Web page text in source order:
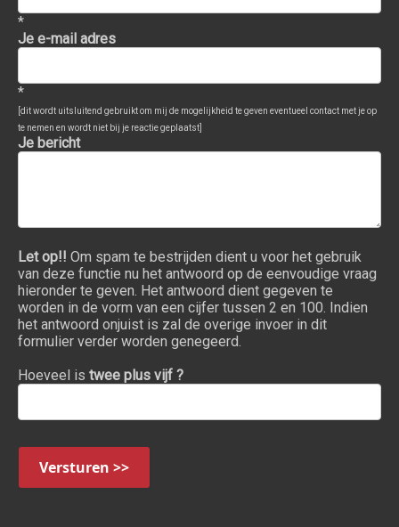
*
Je e-mail adres
*
[dit wordt uitsluitend gebruikt om mij de mogelijkheid te geven eventueel contact met je op
te nemen en wordt niet bij je reactie geplaatst]
Je bericht
Let op!! Om spam te bestrijden dient u voor het gebruik
van deze functie nu het antwoord op de eenvoudige vraag
hieronder te geven. Het antwoord dient gegeven te
worden in de vorm van een cijfer tussen 2 en 100. Indien
het antwoord onjuist is zal de overige invoer in dit
formulier verder worden genegeerd.
Hoeveel is twee plus vijf ?
Versturen >>